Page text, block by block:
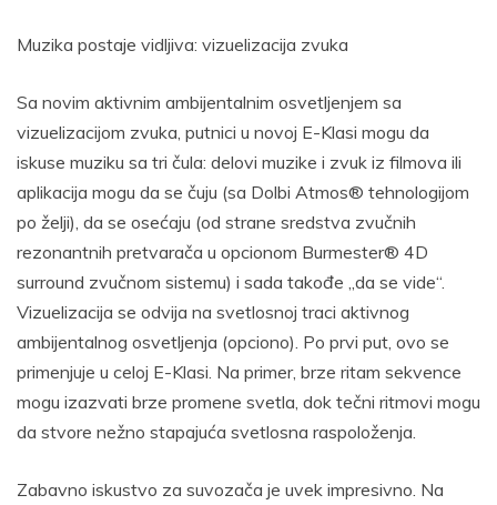
Muzika postaje vidljiva: vizuelizacija zvuka
Sa novim aktivnim ambijentalnim osvetljenjem sa
vizuelizacijom zvuka, putnici u novoj E-Klasi mogu da
iskuse muziku sa tri čula: delovi muzike i zvuk iz filmova ili
aplikacija mogu da se čuju (sa Dolbi Atmos® tehnologijom
po želji), da se osećaju (od strane sredstva zvučnih
rezonantnih pretvarača u opcionom Burmester® 4D
surround zvučnom sistemu) i sada takođe „da se vide“.
Vizuelizacija se odvija na svetlosnoj traci aktivnog
ambijentalnog osvetljenja (opciono). Po prvi put, ovo se
primenjuje u celoj E-Klasi. Na primer, brze ritam sekvence
mogu izazvati brze promene svetla, dok tečni ritmovi mogu
da stvore nežno stapajuća svetlosna raspoloženja.
Zabavno iskustvo za suvozača je uvek impresivno. Na